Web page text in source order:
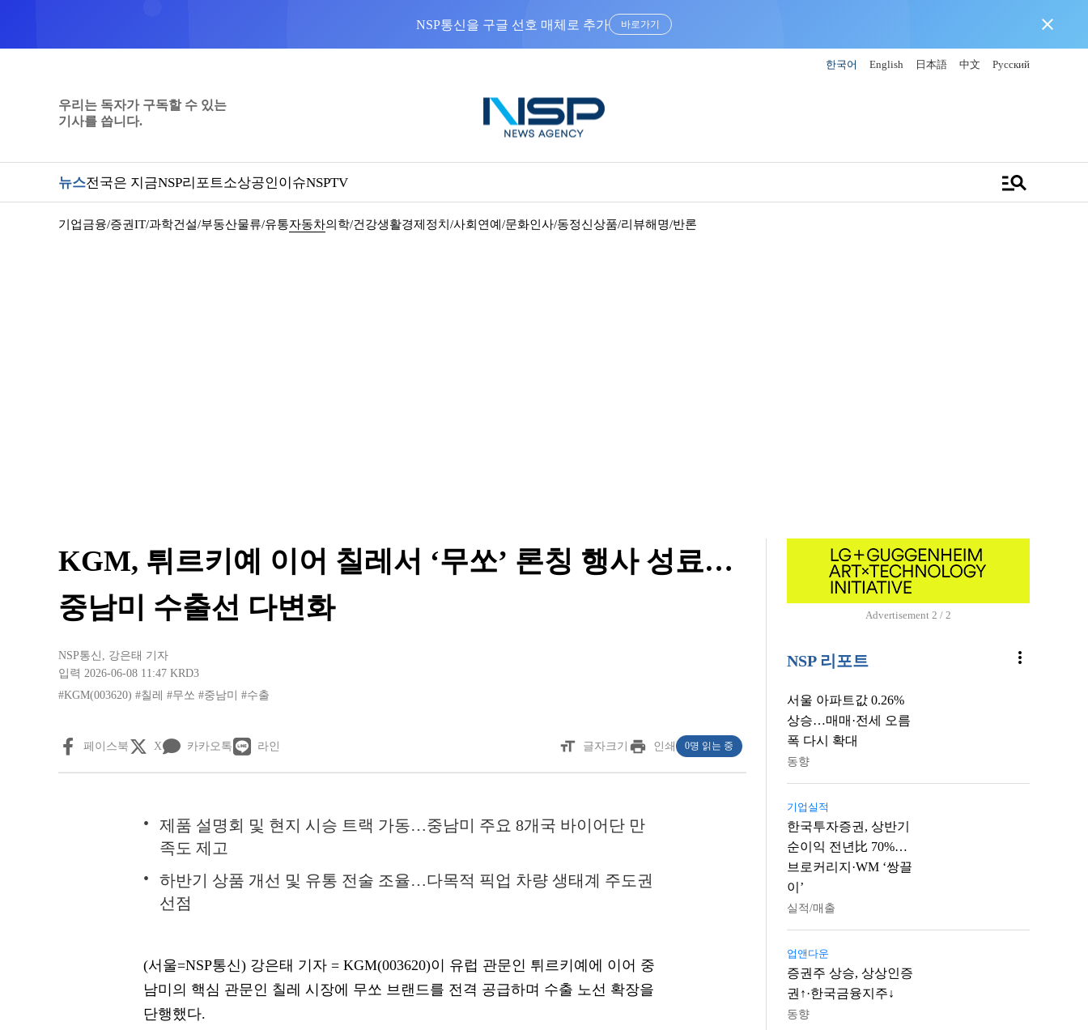
NSP통신을 구글 선호 매체로 추가 바로가기 close
한국어 English 日本語 中文 Русский
우리는 독자가 구독할 수 있는
기사를 씁니다.
뉴스전국은 지금NSP리포트소상공인이슈NSPTV manage_search
기업금융/증권IT/과학건설/부동산물류/유통자동차의학/건강생활경제 정치/사회 연예/문화인사/동정신상품/리뷰해명/반론
KGM, 튀르키예 이어 칠레서 ‘무쏘’ 론칭 행사 성료…
중남미 수출선 다변화
NSP통신 , 강은태 기자
입력 2026-06-08 11:47 KRD3
#KGM(003620) #칠레 #무쏘 #중남미 #수출
페이스북 X 카카오톡 라인 format_size 글자크기 print 인쇄 0명 읽는 중
제품 설명회 및 현지 시승 트랙 가동…중남미 주요 8개국 바이어단 만
족도 제고
하반기 상품 개선 및 유통 전술 조율…다목적 픽업 차량 생태계 주도권
선점
(서울=NSP통신) 강은태 기자 = KGM(003620)이 유럽 관문인 튀르키예에 이어 중
남미의 핵심 관문인 칠레 시장에 무쏘 브랜드를 전격 공급하며 수출 노선 확장을
단행했다.
Advertisement 1 / 2
NSP 리포트 more_vert
서울 아파트값 0.26%
상승…매매·전세 오름
폭 다시 확대
동향
기업실적
한국투자증권, 상반기
순이익 전년比 70%…
브로커리지·WM ‘쌍끌
이’
실적/매출
업앤다운
증권주 상승, 상상인증
권↑·한국금융지주↓
동향